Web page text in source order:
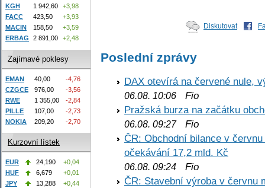
Diskutovat
Poslední zprávy
DAX otevírá na červené nule,
06.08. 10:06 Fio
Pražská burza na začátku
06.08. 09:27Fio
ČR: Obchodní bilance v
očekávání 17,2 mld. Kč
06.08. 09:24 Fio
ČR: Stavební výroba v červnu
KGH
1 942,60
+3,98
FACC
423,50
+3,93
MACIN
158,50
+3,59
ERBAG
2 891,00 +2,48
Zajímavé poklesy
EMAN 40,00
-4,76
CZGCE
976,00
-3,56
RWE
1 355,00
-2,84
PILLE
107,00
-2,73
NOKIA
209,20 -2,70
Kurzovní lístek
EUR 24,190
+0,04
HUF
6,679
+0,01
JPY
13,288
+0,44